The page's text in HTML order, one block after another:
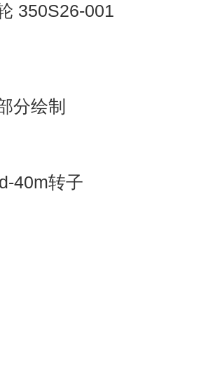
350S26-001
分绘制
40m转子